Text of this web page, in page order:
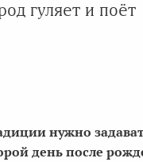
гуляет и поёт
нужно
день после